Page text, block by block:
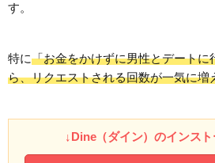
す。
特に「お金をかけずに男性とデートに
ら、リクエストされる回数が一気に増
↓Dine（ダイン）のインス